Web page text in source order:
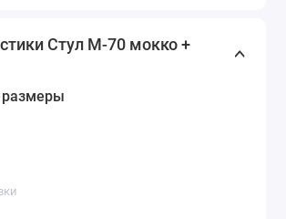
Стул M-70 мокко +
размеры